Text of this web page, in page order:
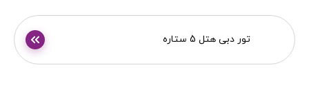
تور دبی هتل 5 ستاره